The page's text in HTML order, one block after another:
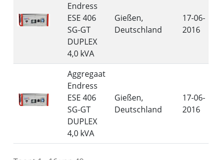
Endress
ESE 406
SG-GT
DUPLEX
4,0 kVA
Gießen,
Deutschland
17-06-
2016
Aggregaat
Endress
ESE 406
SG-GT
DUPLEX
4,0 kVA
Gießen,
Deutschland
17-06-
2016